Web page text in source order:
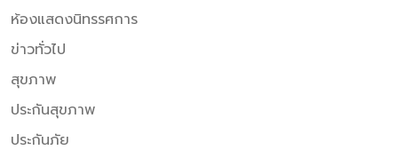
ห้องแสดงนิทรรศการ
ข่าวทั่วไป
สุขภาพ
ประกันสุขภาพ
ประกันภัย